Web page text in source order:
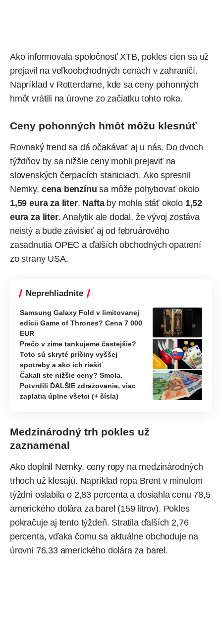
Ako informovala spoločnosť XTB, pokles cien sa už
prejavil na veľkoobchodných cenách v zahraničí.
Napríklad v Rotterdame, kde sa ceny pohonných
hmôt vrátili na úrovne zo začiatku tohto roka.
Ceny pohonných hmôt môžu klesnúť
Rovnaký trend sa dá očakávať aj u nás. Do dvoch
týždňov by sa nižšie ceny mohli prejaviť na
slovenských čerpacích staniciach. Ako spresnil
Nemky, cena benzínu sa môže pohybovať okolo
1,59 eura za liter. Naftaby mohla stáť okolo 1,52
eura za liter. Analytik ale dodal, že vývoj zostáva
neistý a bude závisieť aj od februárového
zasadnutia OPEC a ďalších obchodných opatrení
zo strany USA.
Neprehliadnite
Samsung Galaxy Fold v limitovanej
edícii Game of Thrones? Cena 7 000
EUR
Prečo v zime tankujeme častejšie?
Toto sú skryté príčiny vyššej
spotreby a ako ich riešiť
Čakali ste nižšie ceny? Smola.
Potvrdili ĎALŠIE zdražovanie, viac
zaplatia úplne všetci (+ čísla)
Medzinárodný trh pokles už
zaznamenal
Ako doplnil Nemky, ceny ropy na medzinárodných
trhoch už klesajú. Napríklad ropa Brent v minulom
týždni oslabila o 2,83 percenta a dosiahla cenu 78,5
amerického dolára za barel (159 litrov). Pokles
pokračuje aj tento týždeň. Stratila ďalších 2,76
percenta, vďaka čomu sa aktuálne obchoduje na
úrovni 76,33 amerického dolára za barel.